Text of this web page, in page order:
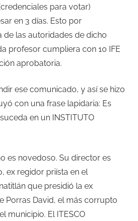
para votar)
en 3 días. Esto por
de las autoridades de dicho
profesor cumpliera con 10 IFE
aprobatoria.
ese comunicado, y así se hizo
con una frase lapidaria: Es
en un INSTITUTO
es novedoso. Su director es
ex regidor priísta en el
que presidió la ex
Porras David, el más corrupto
municipio. El ITESCO